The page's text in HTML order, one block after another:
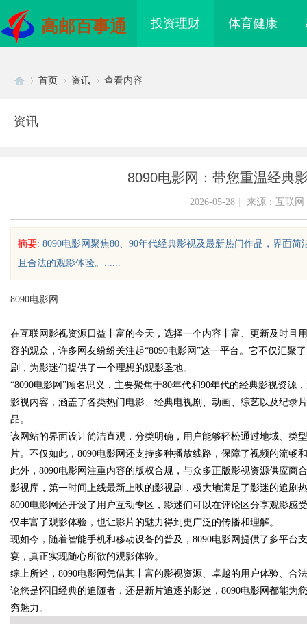
高邮百事通 投资理财 体育健康
uz
!
首页 资讯 查看内容
资讯
8090电影网：带您重温经典
2026-05-28 来源：互联网
摘要: 8090电影网聚焦80、90年代经典影视及最新热门作品，界面
且合法的观影体验。......
8090电影网
在互联网影视资源日益丰富的今天，选择一个内容丰富、更新及时且
容的观众，许多网友纷纷关注起“8090电影网”这一平台。它不仅汇聚
剧，为影迷们提供了一个理想的观影圣地。
“8090电影网”顾名思义，主要聚焦于80年代和90年代的经典影视资
影视内容，涵盖了各类热门电影、经典电视剧、动画、综艺以及纪录
品。
该网站的界面设计简洁直观，分类明确，用户能够轻松通过地域、类
片。不仅如此，8090电影网还支持多种播放线路，保障了视频的流
此外，8090电影网注重内容的版权合规，与众多正版影视资源供应
影视库，第一时间上线最新上映的影视剧，极大地满足了影迷的追剧
8090电影网还开设了用户互动专区，影迷们可以在评论区分享观影
仅丰富了观影体验，也让影片的魅力得到更广泛的传播和理解。
现如今，随着智能手机和移动设备的普及，8090电影网提供了多平
宴，真正实现随心所欲的观影体验。
综上所述，8090电影网凭借其丰富的影视资源、卓越的用户体验、
论您是怀旧经典的追随者，还是新片追逐的影迷，8090电影网都能
穷魅力。
专业生产，高品质
中的重要作用与应用